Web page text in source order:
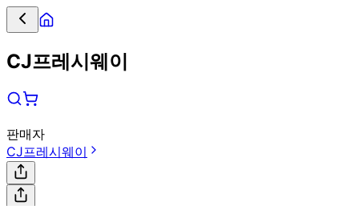
CJ프레시웨이
판매자
CJ프레시웨이